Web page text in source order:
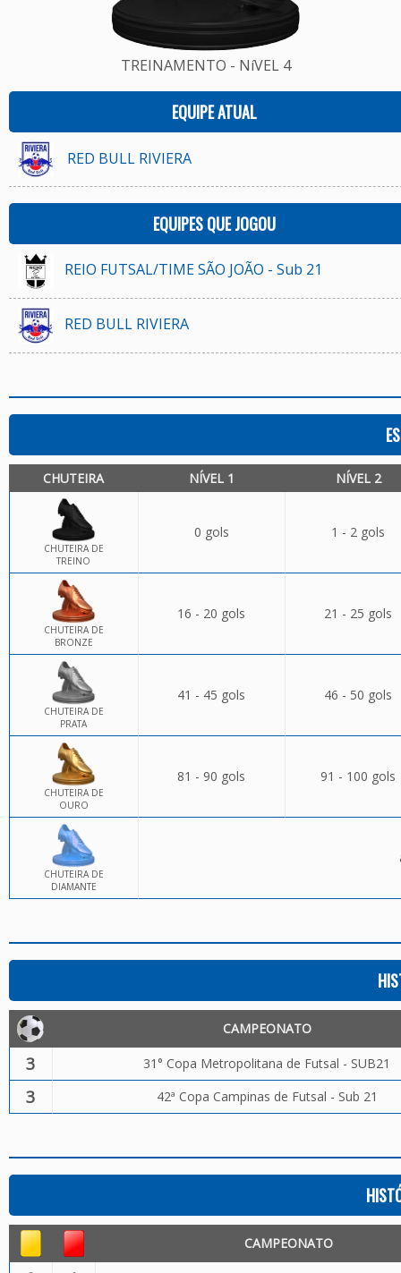
TREINAMENTO - NíVEL 4
EQUIPE ATUAL
RED BULL RIVIERA
EQUIPES QUE JOGOU
REIO FUTSAL/TIME SÃO JOÃO - Sub 21
RED BULL RIVIERA
CHUTEIRA NÍVEL 1 NÍVEL 2
CHUTEIRA DE
TREINO
0 gols 1 - 2 gols
CHUTEIRA DE
BRONZE
16 - 20 gols 21 - 25 gols
CHUTEIRA DE
PRATA
41 - 45 gols 46 - 50 gols
CHUTEIRA DE
OURO
81 - 90 gols 91 - 100 gols
CHUTEIRA DE
DIAMANTE
CAMPEONATO
3 31° Copa Metropolitana de Futsal - SUB21
3 42ª Copa Campinas de Futsal - Sub 21
CAMPEONATO